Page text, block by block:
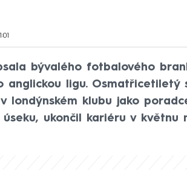
bývalého fotbalového
anglickou ligu. Osmatřicetiletý
londýnském klubu jako
úseku, ukončil kariéru v květnu